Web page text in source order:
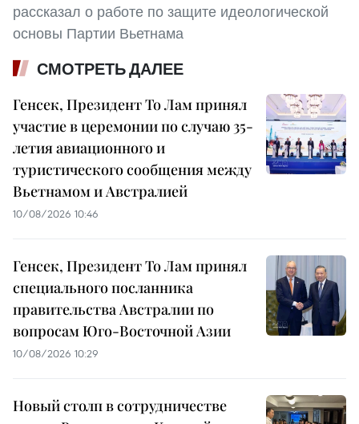
рассказал о работе по защите идеологической
основы Партии Вьетнама
СМОТРЕТЬ ДАЛЕЕ
Генсек, Президент То Лам принял
участие в церемонии по случаю 35-
летия авиационного и
туристического сообщения между
Вьетнамом и Австралией
10/08/2026 10:46
Генсек, Президент То Лам принял
специального посланника
правительства Австралии по
вопросам Юго-Восточной Азии
10/08/2026 10:29
Новый столп в сотрудничестве